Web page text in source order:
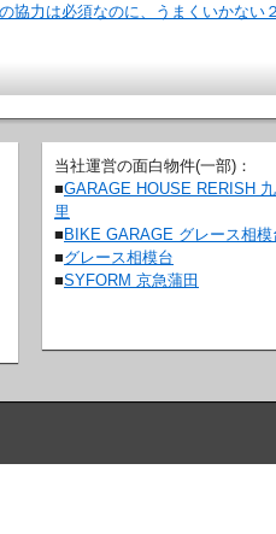
協力は必須なのに、うまくいかない
当社運営の面白物件(一部)：
■GARAGE HOUSE RERISH
里
■ BIKE GARAGE グレース相模
■グレース相模台
■SYFORM 京急蒲田